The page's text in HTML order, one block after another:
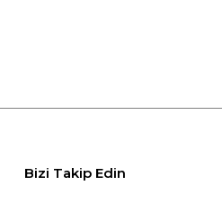
Bizi Takip Edin